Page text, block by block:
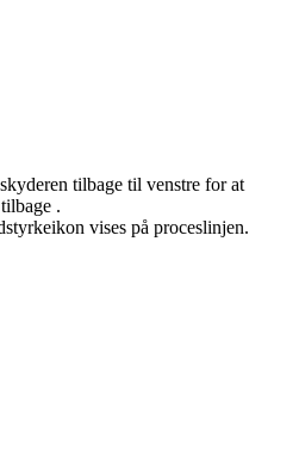
tilbage til venstre for at
tilbage .
vises på proceslinjen.